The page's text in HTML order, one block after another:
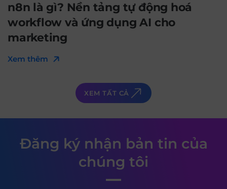
n8n là gì? Nền tảng tự động hoá
workflow và ứng dụng AI cho
marketing
Xem thêm
XEM TẤT CẢ
Đăng ký nhận bản tin của
chúng tôi